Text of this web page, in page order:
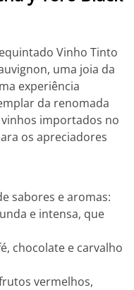
Vinho Tinto
uma joia da
experiência
da renomada
importados no
os apreciadores
sabores e aromas:
e intensa, que
chocolate e carvalho
vermelhos,